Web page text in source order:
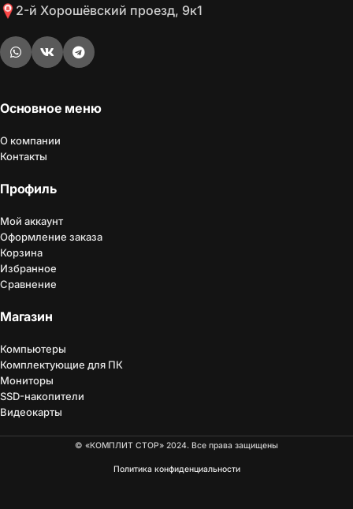
2-й Хорошёвский проезд, 9к1
Основное меню
О компании
Контакты
Профиль
Мой аккаунт
Оформление заказа
Корзина
Избранное
Сравнение
Магазин
Компьютеры
Комплектующие для ПК
Мониторы
SSD-накопители
Видеокарты
© «КОМПЛИТ СТОР» 2024. Все права защищены
Политика конфиденциальности